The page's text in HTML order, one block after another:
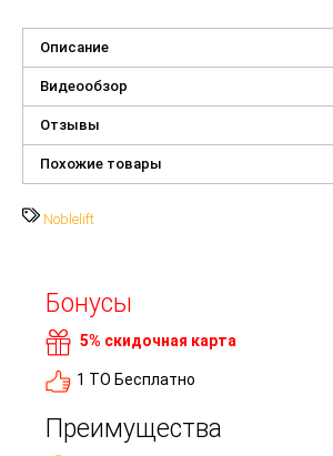
Описание
Видеообзор
Отзывы
Похожие товары
Noblelift
Бонусы
5% скидочная карта
1 ТО Бесплатно
Преимущества